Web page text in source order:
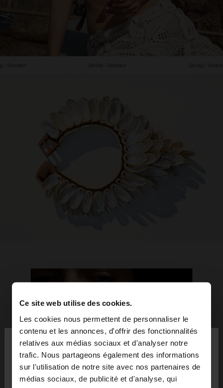
Ce site web utilise des cookies.
Les cookies nous permettent de personnaliser le
contenu et les annonces, d'offrir des fonctionnalités
relatives aux médias sociaux et d'analyser notre
trafic. Nous partageons également des informations
sur l'utilisation de notre site avec nos partenaires de
médias sociaux, de publicité et d'analyse, qui
bonjour ×
Vous accédez au site depuis Egypt. Voulez-vous
parcourir notre site au United States?